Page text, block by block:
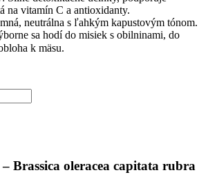
na vitamín C a antioxidanty.
neutrálna s ľahkým kapustovým tónom.
sa hodí do misiek s obilninami, do
k mäsu.
Brassica oleracea capitata rubra